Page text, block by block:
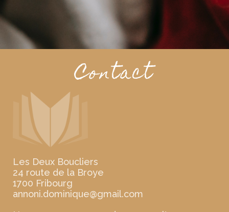
Contact
Les Deux Boucliers
24 route de la Broye
1700 Fribourg
moc.liamg@euqinimod.inonna